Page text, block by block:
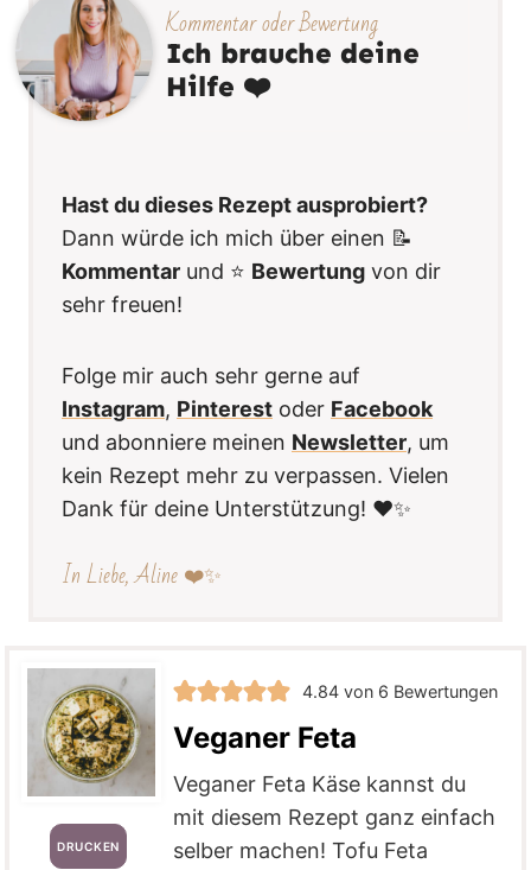
Kommentar oder Bewertung
Ich brauche deine
Hilfe ❤️
Hast du dieses Rezept ausprobiert?
Dann würde ich mich über einen 📝
Kommentar und ⭐️ Bewertung von dir
sehr freuen!
Folge mir auch sehr gerne auf
Instagram, Pinterest oder Facebook
und abonniere meinen Newsletter, um
kein Rezept mehr zu verpassen. Vielen
Dank für deine Unterstützung! ❤️✨
In Liebe, Aline ❤️✨
DRUCKEN
4.84 von 6 Bewertungen
Veganer Feta
Veganer Feta Käse kannst du
mit diesem Rezept ganz einfach
selber machen! Tofu Feta